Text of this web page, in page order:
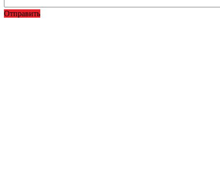
Отправить